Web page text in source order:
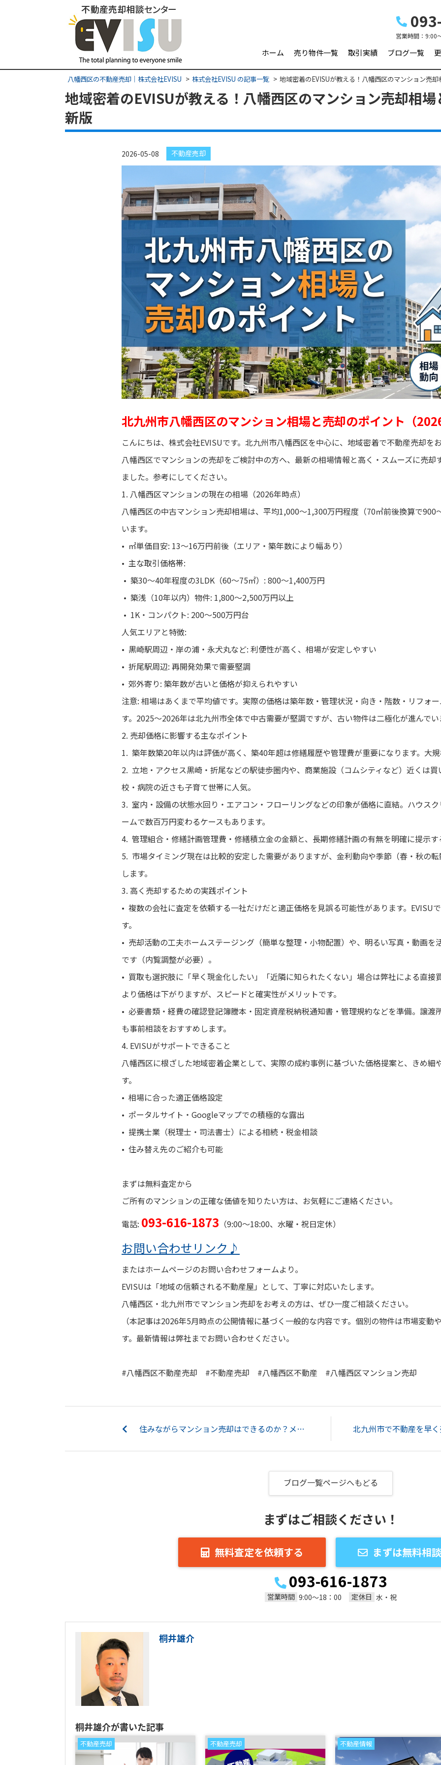
営業時間： 9:00
ホーム 売り物件一覧 取引実績 ブログ一覧
八幡西区の不動産売却｜株式会社EVISU 株式会社EVISU の記事一覧 地域密着のEVISUが教える！八幡西区のマンション売
地域密着のEVISUが教える！八幡西区のマンション売却相
新版
2026-05-08 不動産売却
北九州市八幡西区のマンション相場と売却のポイント（
こんにちは、株式会社EVISUです。北九州市八幡西区を中心に、地域密着で不動産売却を
八幡西区でマンションの売却をご検討中の方へ、最新の相場情報と高く・スムーズに売却
ました。参考にしてください。
1. 八幡西区マンションの現在の相場（2026年時点）
八幡西区の中古マンション売却相場は、平均1,000〜1,300万円程度（70㎡前後換算で900
います。
• ㎡単価目安: 13〜16万円前後（エリア・築年数により幅あり）
• 主な取引価格帯:
• 築30〜40年程度の3LDK（60〜75㎡）: 800〜1,400万円
• 築浅（10年以内）物件: 1,800〜2,500万円以上
• 1K・コンパクト: 200〜500万円台
人気エリアと特徴:
• 黒崎駅周辺・岸の浦・永犬丸など: 利便性が高く、相場が安定しやすい
• 折尾駅周辺: 再開発効果で需要堅調
• 郊外寄り: 築年数が古いと価格が抑えられやすい
注意: 相場はあくまで平均値です。実際の価格は築年数・管理状況・向き・階数・リフォ
す。2025〜2026年は北九州市全体で中古需要が堅調ですが、古い物件は二極化が進んでい
2. 売却価格に影響する主なポイント
1. 築年数築20年以内は評価が高く、築40年超は修繕履歴や管理費が重要になります。大規
2. 立地・アクセス黒崎・折尾などの駅徒歩圏内や、商業施設（コムシティなど）近くは
校・病院の近さも子育て世帯に人気。
3. 室内・設備の状態水回り・エアコン・フローリングなどの印象が価格に直結。ハウス
ームで数百万円変わるケースもあります。
4. 管理組合・修繕計画管理費・修繕積立金の金額と、長期修繕計画の有無を明確に提示す
5. 市場タイミング現在は比較的安定した需要がありますが、金利動向や季節（春・秋の
します。
3. 高く売却するための実践ポイント
• 複数の会社に査定を依頼する一社だけだと適正価格を見誤る可能性があります。EVISU
す。
• 売却活動の工夫ホームステージング（簡単な整理・小物配置）や、明るい写真・動画を
です（内覧調整が必要）。
• 買取も選択肢に「早く現金化したい」「近隣に知られたくない」場合は弊社による直接
より価格は下がりますが、スピードと確実性がメリットです。
• 必要書類・経費の確認登記簿謄本・固定資産税納税通知書・管理規約などを準備。譲渡
も事前相談をおすすめします。
4. EVISUがサポートできること
八幡西区に根ざした地域密着企業として、実際の成約事例に基づいた価格提案と、きめ細
す。
• 相場に合った適正価格設定
• ポータルサイト・Googleマップでの積極的な露出
• 提携士業（税理士・司法書士）による相続・税金相談
• 住み替え先のご紹介も可能
まずは無料査定から
ご所有のマンションの正確な価値を知りたい方は、お気軽にご連絡ください。
電話: 093-616-1873 （9:00〜18:00、水曜・祝日定休）
お問い合わせリンク♪
またはホームページのお問い合わせフォームより。
EVISUは「地域の信頼される不動産屋」として、丁寧に対応いたします。
八幡西区・北九州市でマンション売却をお考えの方は、ぜひ一度ご相談ください。
（本記事は2026年5月時点の公開情報に基づく一般的な内容です。個別の物件は市場変動
す。最新情報は弊社までお問い合わせください。
#八幡西区不動産売却 #不動産売却 #八幡西区不動産 #八幡西区マンション売却
住みながらマンション売却はできるのか？メリット・デメリットについてご紹介...
ブログ一覧ページへもどる
まずはご相談ください！
無料査定を依頼する まずは無料相
093-616-1873
営業時間 9:00～18：00 定休日 水・祝
桐井雄介
桐井雄介が書いた記事
不動産売却 不動産売却 不動産情報